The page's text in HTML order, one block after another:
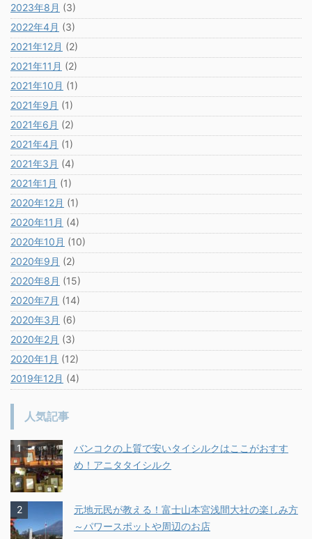
2023年8月 (3)
2022年4月 (3)
2021年12月 (2)
2021年11月 (2)
2021年10月 (1)
2021年9月 (1)
2021年6月 (2)
2021年4月 (1)
2021年3月 (4)
2021年1月 (1)
2020年12月 (1)
2020年11月 (4)
2020年10月 (10)
2020年9月 (2)
2020年8月 (15)
2020年7月 (14)
2020年3月 (6)
2020年2月 (3)
2020年1月 (12)
2019年12月 (4)
人気記事
バンコクの上質で安いタイシルクはここがおすす
め！アニタタイシルク
元地元民が教える！富士山本宮浅間大社の楽しみ方
～パワースポットや周辺のお店